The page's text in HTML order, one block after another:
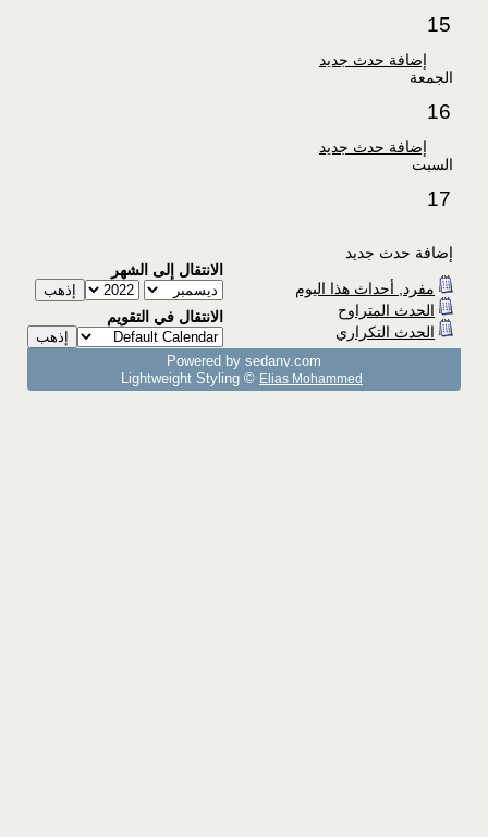
15
إضافة حدث جديد
الجمعة
16
إضافة حدث جديد
السبت
17
إضافة حدث جديد
مفرد, أحداث هذا اليوم
الحدث المتراوح
الحدث التكراري
الانتقال إلى الشهر
الانتقال في التقويم
Powered by sedany.com
Lightweight Styling © Elias Mohammed